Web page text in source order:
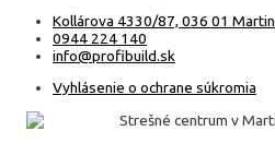
Kollárova 4330/87, 036 01 Martin
0944 224 140
info@profibuild.sk
Vyhlásenie o ochrane súkromia